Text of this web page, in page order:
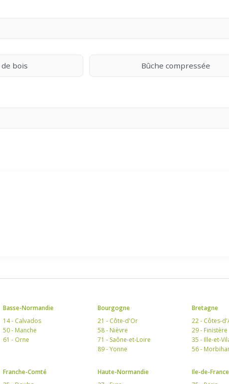
bois Bûche compressée
Basse-Normandie
14 - Calvados
50 - Manche
61 - Orne
Bourgogne
21 - Côte-d'Or
58 - Nièvre
71 - Saône-et-Loire
89 - Yonne
Bretagne
22 - Côtes-
29 - Finistère
35 - Ille-et-
56 -
Franche-Comté
Haute-Normandie
Ile-de-France